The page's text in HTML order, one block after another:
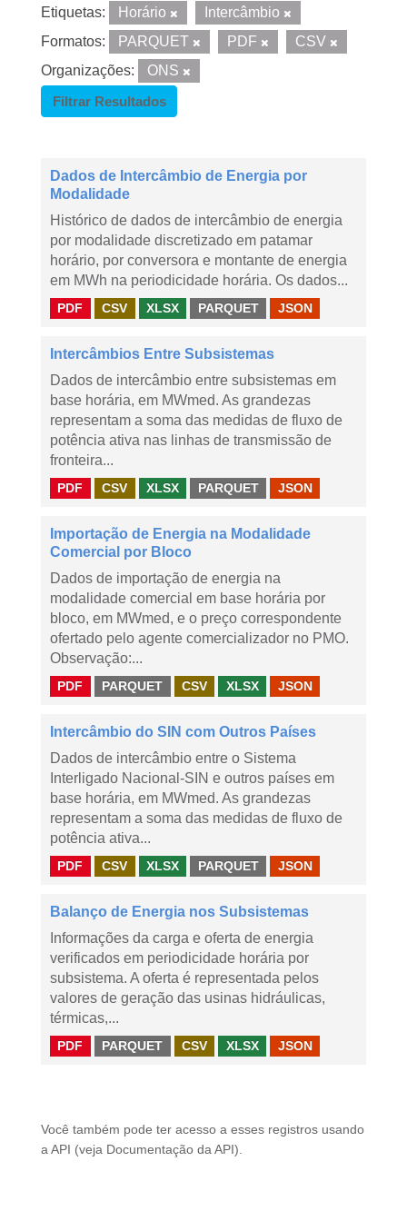
Etiquetas: Horário
Intercâmbio
Formatos:
PARQUET PDF
CSV
Organizações:
ONS
Filtrar Resultados
Dados de Intercâmbio de Energia por
Modalidade
Histórico de dados de intercâmbio de energia
por modalidade discretizado em patamar
horário, por conversora e montante de energia
em MWh na periodicidade horária. Os dados...
PDF CSV XLSX PARQUET JSON
Intercâmbios Entre Subsistemas
Dados de intercâmbio entre subsistemas em
base horária, em MWmed. As grandezas
representam a soma das medidas de fluxo de
potência ativa nas linhas de transmissão de
fronteira...
PDF CSV XLSX PARQUET JSON
Importação de Energia na Modalidade
Comercial por Bloco
Dados de importação de energia na
modalidade comercial em base horária por
bloco, em MWmed, e o preço correspondente
ofertado pelo agente comercializador no PMO.
Observação:...
PDF PARQUET CSV XLSX JSON
Intercâmbio do SIN com Outros Países
Dados de intercâmbio entre o Sistema
Interligado Nacional-SIN e outros países em
base horária, em MWmed. As grandezas
representam a soma das medidas de fluxo de
potência ativa...
PDF CSV XLSX PARQUET JSON
Balanço de Energia nos Subsistemas
Informações da carga e oferta de energia
verificados em periodicidade horária por
subsistema. A oferta é representada pelos
valores de geração das usinas hidráulicas,
térmicas,...
PDF PARQUET CSV XLSX JSON
Você também pode ter acesso a esses registros usando
a API (veja Documentação da API ).